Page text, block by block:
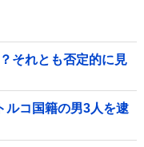
それとも否定的に見
ルコ国籍の男3人を逮